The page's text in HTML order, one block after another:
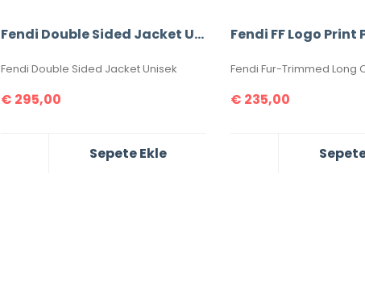
Fendi Double Sided Jacket Unisek
Fendi Double Sided Jacket Unisek
€ 295,00
Sepete Ekle
€ 235,00